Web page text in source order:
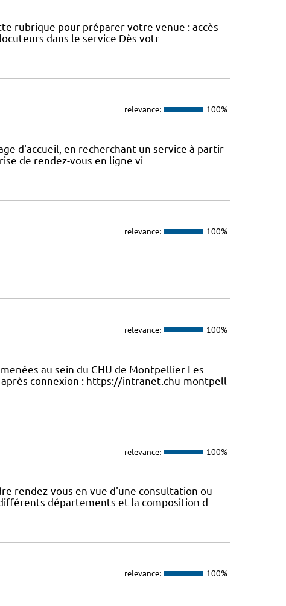
rubrique pour préparer votre venue : accès
dans le service Dès votr
relevance: 100%
d'accueil, en recherchant un service à partir
de rendez-vous en ligne vi
relevance: 100%
relevance: 100%
au sein du CHU de Montpellier Les
connexion : https://intranet.chu-montpell
relevance: 100%
rendez-vous en vue d'une consultation ou
départements et la composition d
relevance: 100%